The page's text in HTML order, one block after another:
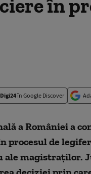
în
Digi24în Google Discover
a României a
procesul de
ale magistraţilor.